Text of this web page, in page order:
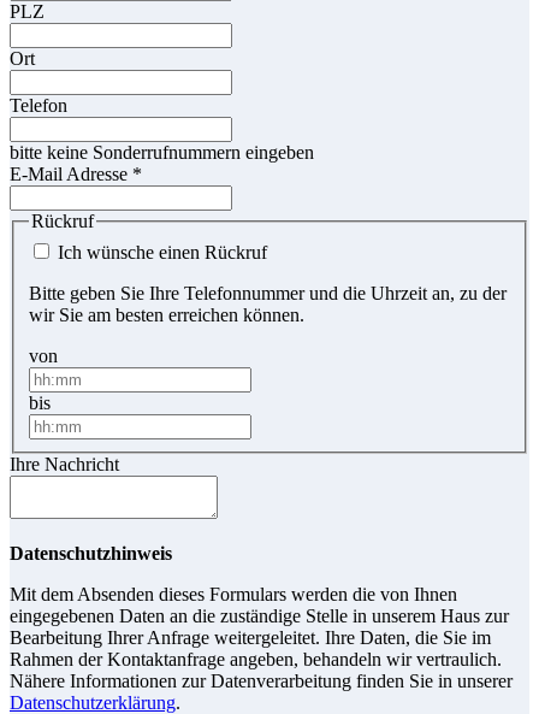
PLZ
Ort
Telefon
bitte keine Sonderrufnummern eingeben
E-Mail Adresse *
Rückruf
Ich wünsche einen Rückruf
Bitte geben Sie Ihre Telefonnummer und die Uhrzeit an, zu der
wir Sie am besten erreichen können.
von
bis
Ihre Nachricht
Datenschutzhinweis
Mit dem Absenden dieses Formulars werden die von Ihnen
eingegebenen Daten an die zuständige Stelle in unserem Haus zur
Bearbeitung Ihrer Anfrage weitergeleitet. Ihre Daten, die Sie im
Rahmen der Kontaktanfrage angeben, behandeln wir vertraulich.
Nähere Informationen zur Datenverarbeitung finden Sie in unserer
Datenschutzerklärung.